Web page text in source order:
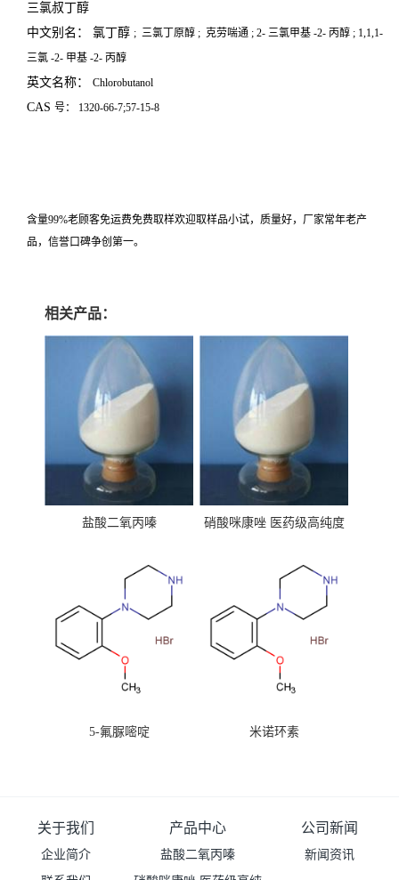
三氯叔丁醇
中文别名： 氯丁醇 ; 三氯丁原醇 ; 克劳喘通 ; 2- 三氯甲基 -2- 丙醇 ; 1,1,1-
三氯 -2- 甲基 -2- 丙醇
英文名称： Chlorobutanol
CAS 号： 1320-66-7;57-15-8
含量99%老顾客免运费免费取样欢迎取样品小试，质量好，厂家常年老产
品，信誉口碑争创第一。
相关产品：
盐酸二氧丙嗪
硝酸咪康唑 医药级高纯度
5-氟脲嘧啶 米诺环素
关于我们
企业简介
产品中心
盐酸二氧丙嗪
公司新闻
新闻资讯